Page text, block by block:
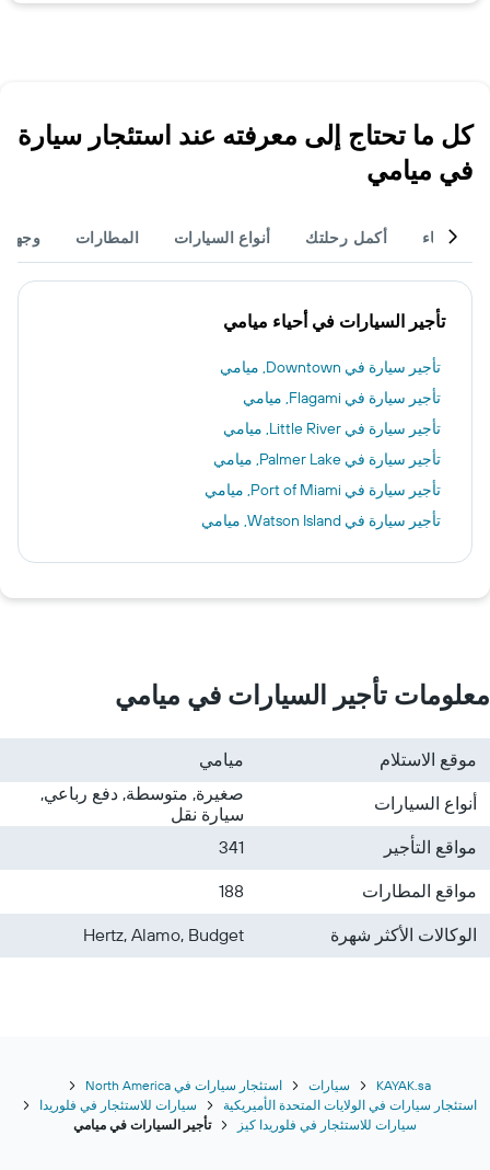
كل ما تحتاج إلى معرفته عند استئجار سيارة
في ميامي
أحياء أكمل رحلتك أنواع السيارات المطارات
تأجير السيارات في أحياء ميامي
تأجير سيارة في Downtown, ميامي
تأجير سيارة في Flagami, ميامي
تأجير سيارة في Little River, ميامي
تأجير سيارة في Palmer Lake, ميامي
تأجير سيارة في Port of Miami, ميامي
تأجير سيارة في Watson Island, ميامي
معلومات تأجير السيارات في ميامي
موقع الاستلام
ميامي
أنواع السيارات
صغيرة, متوسطة, دفع رباعي,
سيارة نقل
مواقع التأجير
341
مواقع المطارات
188
الوكالات الأكثر شهرة
Hertz, Alamo, Budget
KAYAK.sa سيارات
استئجار سيارات في North America
استئجار سيارات في الولايات المتحدة الأميريكية
سيارات للاستئجار في فلوريدا
سيارات للاستئجار في فلوريدا كيز
تأجير السيارات في ميامي